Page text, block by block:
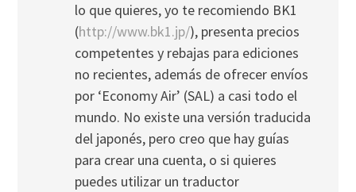
lo que quieres, yo te recomiendo BK1
(http://www.bk1.jp/), presenta precios
competentes y rebajas para ediciones
no recientes, además de ofrecer envíos
por ‘Economy Air’ (SAL) a casi todo el
mundo. No existe una versión traducida
del japonés, pero creo que hay guías
para crear una cuenta, o si quieres
puedes utilizar un traductor